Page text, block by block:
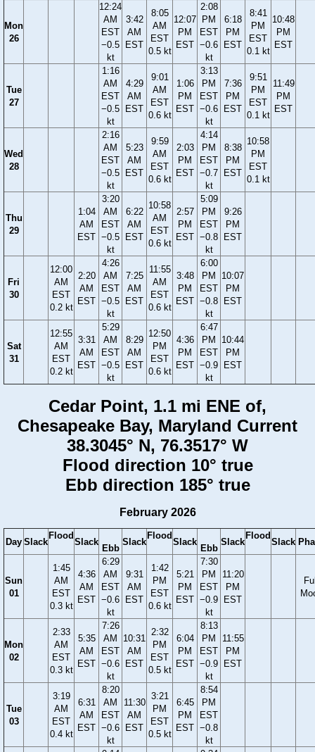
Mon
26
12:24
AM
EST
−0.5
kt
3:42
AM
EST
8:05
AM
EST
0.5 kt
12:07
PM
EST
2:08
PM
EST
−0.6
kt
6:18
PM
EST
8:41
PM
EST
0.1 kt
10:48
PM
EST
Tue
27
1:16
AM
EST
−0.5
kt
4:29
AM
EST
9:01
AM
EST
0.6 kt
1:06
PM
EST
3:13
PM
EST
−0.6
kt
7:36
PM
EST
9:51
PM
EST
0.1 kt
11:49
PM
EST
Wed
28
2:16
AM
EST
−0.5
kt
5:23
AM
EST
9:59
AM
EST
0.6 kt
2:03
PM
EST
4:14
PM
EST
−0.7
kt
8:38
PM
EST
10:58
PM
EST
0.1 kt
Thu
29
1:04
AM
EST
3:20
AM
EST
−0.5
kt
6:22
AM
EST
10:58
AM
EST
0.6 kt
2:57
PM
EST
5:09
PM
EST
−0.8
kt
9:26
PM
EST
Fri
30
12:00
AM
EST
0.2 kt
2:20
AM
EST
4:26
AM
EST
−0.5
kt
7:25
AM
EST
11:55
AM
EST
0.6 kt
3:48
PM
EST
6:00
PM
EST
−0.8
kt
10:07
PM
EST
Sat
31
12:55
AM
EST
0.2 kt
3:31
AM
EST
5:29
AM
EST
−0.5
kt
8:29
AM
EST
12:50
PM
EST
0.6 kt
4:36
PM
EST
6:47
PM
EST
−0.9
kt
10:44
PM
EST
Cedar Point, 1.1 mi ENE of,
Chesapeake Bay, Maryland Current
38.3045° N, 76.3517° W
Flood direction 10° true
Ebb direction 185° true
February 2026
Day Slack
Flood
Slack
Ebb
Slack
Flood
Slack
Ebb
Slack
Flood
Slack
Sun
01
1:45
AM
EST
0.3 kt
4:36
AM
EST
6:29
AM
EST
−0.6
kt
9:31
AM
EST
1:42
PM
EST
0.6 kt
5:21
PM
EST
7:30
PM
EST
−0.9
kt
11:20
PM
EST
Mon
02
2:33
AM
EST
0.3 kt
5:35
AM
EST
7:26
AM
EST
−0.6
kt
10:31
AM
EST
2:32
PM
EST
0.5 kt
6:04
PM
EST
8:13
PM
EST
−0.9
kt
11:55
PM
EST
Tue
03
3:19
AM
EST
0.4 kt
6:31
AM
EST
8:20
AM
EST
−0.6
kt
11:30
AM
EST
3:21
PM
EST
0.5 kt
6:45
PM
EST
8:54
PM
EST
−0.8
kt